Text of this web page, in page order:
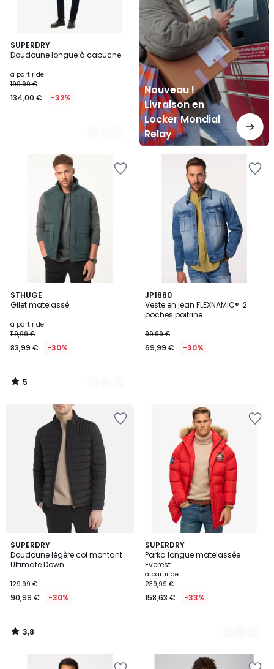
SUPERDRY
Doudoune longue à capuche
à partir de
199,99 €
134,00 € -32%
2
Couleurs
Nouveau !
Livraison en
Locker Mondial
Relay
STHUGE
Gilet matelassé
à partir de
119,99 €
83,99 € -30%
5
/
2
Couleurs
5
/
JP1880
Veste en jean FLEXNAMIC®. 2
poches poitrine
99,99 €
69,99 € -30%
SUPERDRY
Doudoune légère col montant
Ultimate Down
129,99 €
90,99 € -30%
3,8
/ 5
3,8
/
SUPERDRY
Parka longue matelassée
Everest
à partir de
239,99 €
158,63 € -33%
2
Couleurs